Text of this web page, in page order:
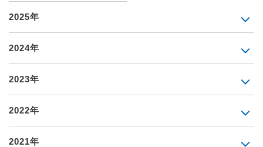
2025年
2024年
2023年
2022年
2021年